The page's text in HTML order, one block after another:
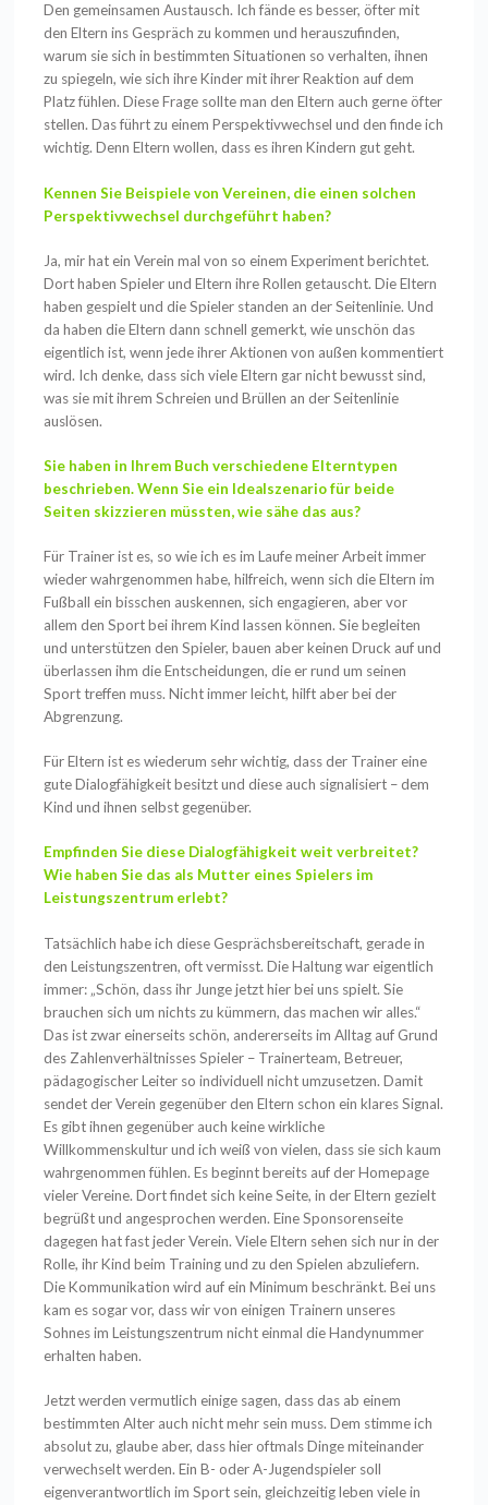
Den gemeinsamen Austausch. Ich fände es besser, öfter mit
den Eltern ins Gespräch zu kommen und herauszufinden,
warum sie sich in bestimmten Situationen so verhalten, ihnen
zu spiegeln, wie sich ihre Kinder mit ihrer Reaktion auf dem
Platz fühlen. Diese Frage sollte man den Eltern auch gerne öfter
stellen. Das führt zu einem Perspektivwechsel und den finde ich
wichtig. Denn Eltern wollen, dass es ihren Kindern gut geht.
Kennen Sie Beispiele von Vereinen, die einen solchen
Perspektivwechsel durchgeführt haben?
Ja, mir hat ein Verein mal von so einem Experiment berichtet.
Dort haben Spieler und Eltern ihre Rollen getauscht. Die Eltern
haben gespielt und die Spieler standen an der Seitenlinie. Und
da haben die Eltern dann schnell gemerkt, wie unschön das
eigentlich ist, wenn jede ihrer Aktionen von außen kommentiert
wird. Ich denke, dass sich viele Eltern gar nicht bewusst sind,
was sie mit ihrem Schreien und Brüllen an der Seitenlinie
auslösen.
Sie haben in Ihrem Buch verschiedene Elterntypen
beschrieben. Wenn Sie ein Idealszenario für beide
Seiten skizzieren müssten, wie sähe das aus?
Für Trainer ist es, so wie ich es im Laufe meiner Arbeit immer
wieder wahrgenommen habe, hilfreich, wenn sich die Eltern im
Fußball ein bisschen auskennen, sich engagieren, aber vor
allem den Sport bei ihrem Kind lassen können. Sie begleiten
und unterstützen den Spieler, bauen aber keinen Druck auf und
überlassen ihm die Entscheidungen, die er rund um seinen
Sport treffen muss. Nicht immer leicht, hilft aber bei der
Abgrenzung.
Für Eltern ist es wiederum sehr wichtig, dass der Trainer eine
gute Dialogfähigkeit besitzt und diese auch signalisiert – dem
Kind und ihnen selbst gegenüber.
Empfinden Sie diese Dialogfähigkeit weit verbreitet?
Wie haben Sie das als Mutter eines Spielers im
Leistungszentrum erlebt?
Tatsächlich habe ich diese Gesprächsbereitschaft, gerade in
den Leistungszentren, oft vermisst. Die Haltung war eigentlich
immer: „Schön, dass ihr Junge jetzt hier bei uns spielt. Sie
brauchen sich um nichts zu kümmern, das machen wir alles.“
Das ist zwar einerseits schön, andererseits im Alltag auf Grund
des Zahlenverhältnisses Spieler – Trainerteam, Betreuer,
pädagogischer Leiter so individuell nicht umzusetzen. Damit
sendet der Verein gegenüber den Eltern schon ein klares Signal.
Es gibt ihnen gegenüber auch keine wirkliche
Willkommenskultur und ich weiß von vielen, dass sie sich kaum
wahrgenommen fühlen. Es beginnt bereits auf der Homepage
vieler Vereine. Dort findet sich keine Seite, in der Eltern gezielt
begrüßt und angesprochen werden. Eine Sponsorenseite
dagegen hat fast jeder Verein. Viele Eltern sehen sich nur in der
Rolle, ihr Kind beim Training und zu den Spielen abzuliefern.
Die Kommunikation wird auf ein Minimum beschränkt. Bei uns
kam es sogar vor, dass wir von einigen Trainern unseres
Sohnes im Leistungszentrum nicht einmal die Handynummer
erhalten haben.
Jetzt werden vermutlich einige sagen, dass das ab einem
bestimmten Alter auch nicht mehr sein muss. Dem stimme ich
absolut zu, glaube aber, dass hier oftmals Dinge miteinander
verwechselt werden. Ein B- oder A-Jugendspieler soll
eigenverantwortlich im Sport sein, gleichzeitig leben viele in